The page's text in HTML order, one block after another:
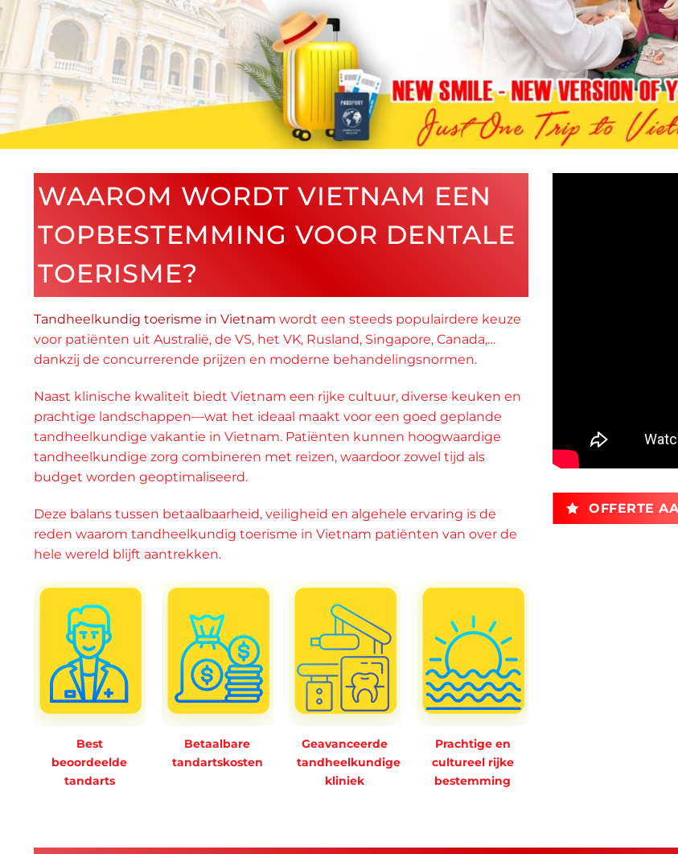
WAAROM WORDT VIETNAM EEN
TOPBESTEMMING VOOR DENTALE
TOERISME?
Tandheelkundig toerisme in Vietnam wordt een steeds populairdere keuze
voor patiënten uit Australië, de VS, het VK, Rusland, Singapore, Canada,…
dankzij de concurrerende prijzen en moderne behandelingsnormen.
Naast klinische kwaliteit biedt Vietnam een rijke cultuur, diverse keuken en
prachtige landschappen—wat het ideaal maakt voor een goed geplande
tandheelkundige vakantie in Vietnam. Patiënten kunnen hoogwaardige
tandheelkundige zorg combineren met reizen, waardoor zowel tijd als
budget worden geoptimaliseerd.
Deze balans tussen betaalbaarheid, veiligheid en algehele ervaring is de
reden waarom tandheelkundig toerisme in Vietnam patiënten van over de
hele wereld blijft aantrekken.
Best
beoordeelde
tandarts
Betaalbare
tandartskosten
Geavanceerde
tandheelkundige
kliniek
Prachtige en
cultureel rijke
bestemming
OFFERTE